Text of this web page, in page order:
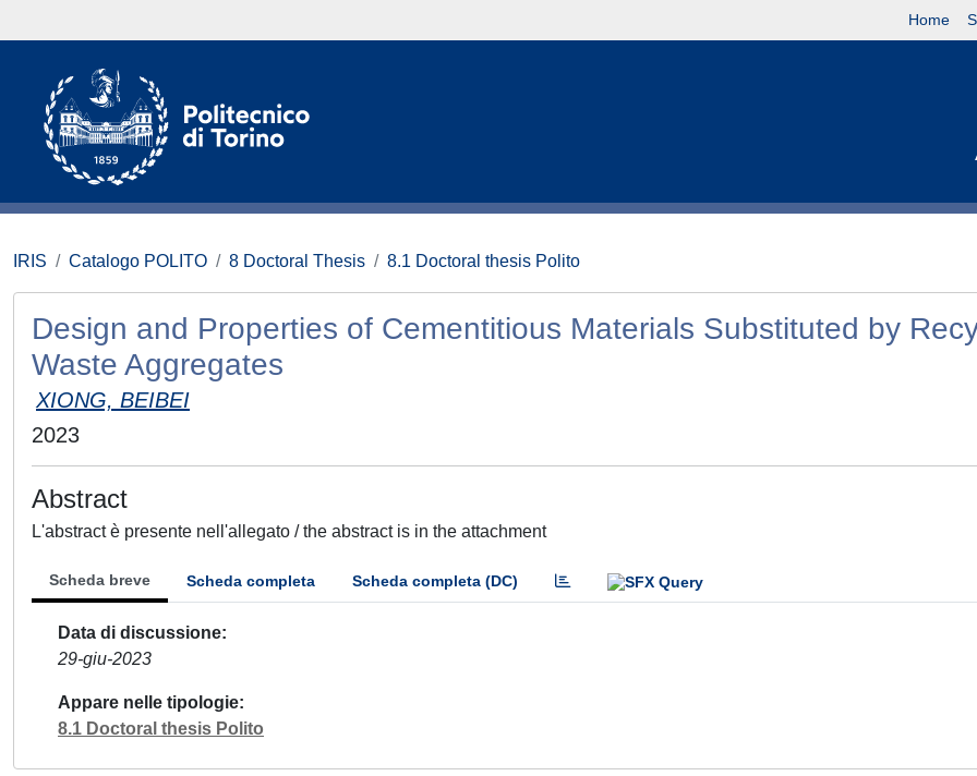
Home
IRIS Catalogo POLITO 8 Doctoral Thesis 8.1 Doctoral thesis Polito
Design and Properties of Cementitious Materials Substituted by
Waste Aggregates
XIONG, BEIBEI
2023
Abstract
L'abstract è presente nell'allegato / the abstract is in the attachment
Scheda breve Scheda completa Scheda completa (DC)
Data di discussione
29-giu-2023
Appare nelle tipologie
8.1 Doctoral thesis Polito